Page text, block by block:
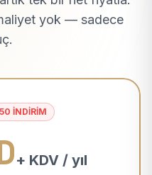
yok — sadece
İNDİRİM
+ KDV / yıl